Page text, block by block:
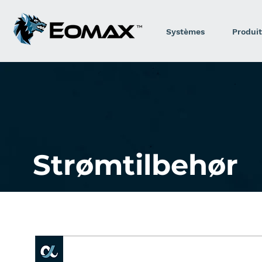
Systèmes
Strømtilbehør